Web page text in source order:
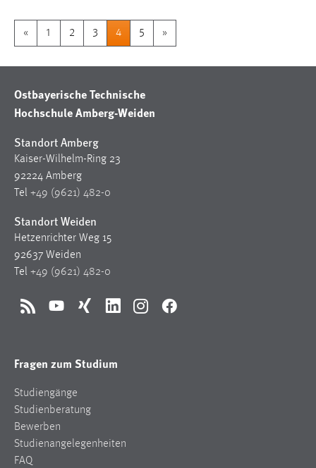
« 1 2 3 4 5 »
Ostbayerische Technische
Hochschule Amberg-Weiden
Standort Amberg
Kaiser-Wilhelm-Ring 23
92224 Amberg
Tel +49 (9621) 482-0
Standort Weiden
Hetzenrichter Weg 15
92637 Weiden
Tel +49 (9621) 482-0
RSS YouTubeXing LinkedInInstagramFacebook
Fragen zum Studium
Studiengänge
Studienberatung
Bewerben
Studienangelegenheiten
FAQ